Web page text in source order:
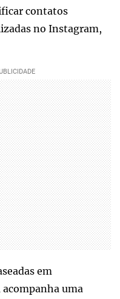
contatos
no Instagram,
em
uma